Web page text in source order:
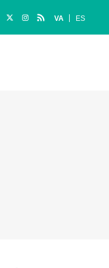
VA ES